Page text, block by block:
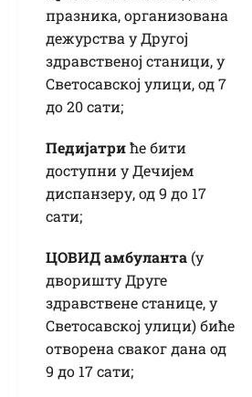
празника, организована
дежурства у Другој
здравственој станици, у
Светосавској улици, од 7
до 20 сати;
Педијатриће бити
доступни у Дечијем
диспанзеру, од 9 до 17
сати;
ЦОВИД амбуланта (у
дворишту Друге
здравствене станице, у
Светосавској улици) биће
отворена сваког дана од
9 до 17 сати;